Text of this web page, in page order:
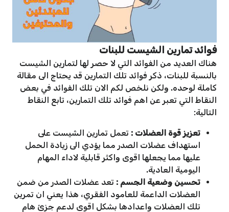
فوائد تمارين الشيست للبنات
هناك العديد من الفوائد التي لا حصر لها لتمارين الشيست
بالنسبة للبنات، ذكر فوائد تلك التمارين قد يحتاج الى مقالة
كاملة لوحده. ولكن نلخص لكم الان تلك الفوائد في بعض
النقاط التي تعبر عن اهم فوائد تلك التمارين، تابع النقاط
التالية:
تعزيز قوة العضلات : تعمل تمارين الشيست على
استهداف عضلات الصدر مما يؤدي الى زيادة الحمل
عليها مما يجعلها اقوى واكثر قابلية لاداء المهام
اليومية العادية.
تحسين وضعية الجسم : تعد عضلات الصدر من ضمن
العضلات الداعمة للعامود الفقري، هذا يعني ان تمرين
تلك العضلات واعدادها بشكل اقوى لدعم جزئ هام